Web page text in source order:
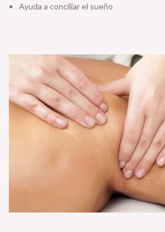
Ayuda a conciliar el sueño